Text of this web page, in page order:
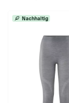
Nachhaltig